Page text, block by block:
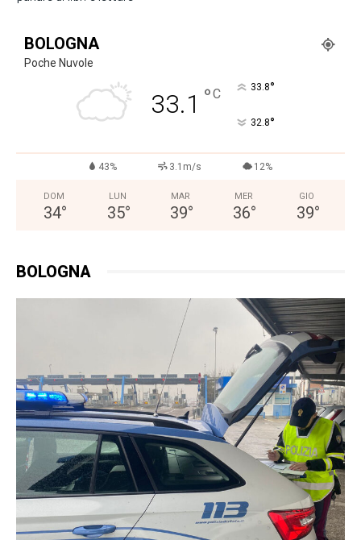
BOLOGNA
Poche Nuvole
33.1 °C 33.8°
32.8°
43% 3.1m/s 12%
DOM
34°
LUN
35°
MAR
39°
MER
36°
GIO
39°
BOLOGNA